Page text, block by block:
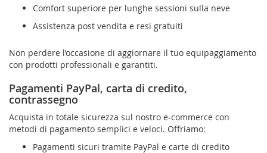
Comfort superiore per lunghe sessioni sulla neve
Assistenza post vendita e resi gratuiti
Non perdere l’occasione di aggiornare il tuo equipaggiamento
con prodotti professionali e garantiti.
Pagamenti PayPal, carta di credito,
contrassegno
Acquista in totale sicurezza sul nostro e-commerce con
metodi di pagamento semplici e veloci. Offriamo:
Pagamenti sicuri tramite PayPal e carte di credito